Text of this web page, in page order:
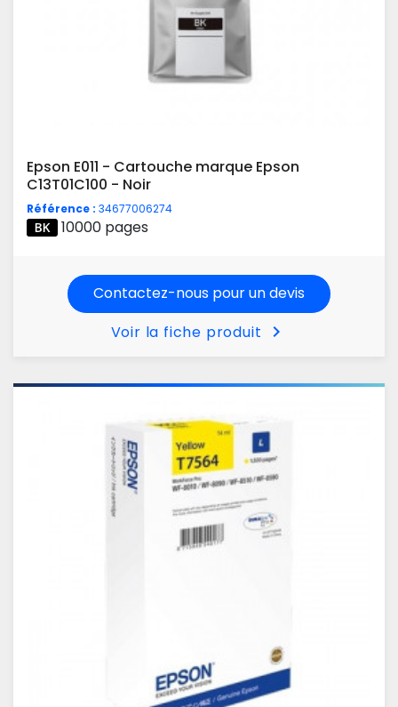
Epson E011 - Cartouche marque Epson
C13T01C100 - Noir
Référence : 34677006274
10000 pages
Contactez-nous pour un devis
Voir la fiche produit
chevron_right